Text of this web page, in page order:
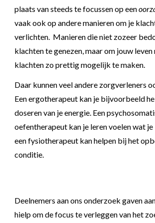
plaats van steeds te focussen op een
vaakook op andere manieren om je
verlichten. Manieren die niet zozeer
klachten te genezen, maar om jouw leven
klachten zo prettig mogelijk te maken.
Daar kunnen veel andere zorgverleners
Een ergotherapeut kan je bijvoorbeeld
doseren van je energie. Een
oefentherapeut kan je leren voelen wat
een fysiotherapeut kan helpen bij het
conditie.
Deelnemers aan ons onderzoek gaven
hielp om de focus te verleggen van het